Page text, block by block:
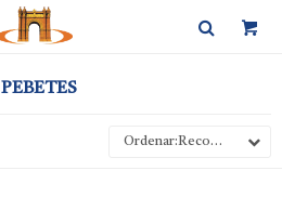
PEBETES
Recomendados